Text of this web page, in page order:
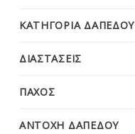
ΚΑΤΗΓΟΡΙΑ ΔΑΠΕΔΟΥ
ΔΙΑΣΤΑΣΕΙΣ
ΠΑΧΟΣ
ΑΝΤΟΧΗ ΔΑΠΕΔΟΥ